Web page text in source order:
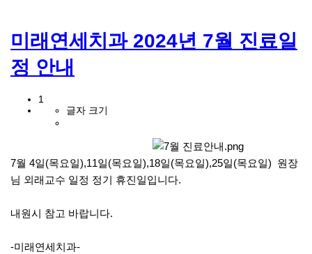
미래연세치과 2024년 7월 진료일
정 안내
1
글자 크기
7월 4일(목요일),11일(목요일),18일(목요일),25일(목요일) 원장
님 외래교수 일정 정기 휴진일입니다.
내원시 참고 바랍니다.
-미래연세치과-